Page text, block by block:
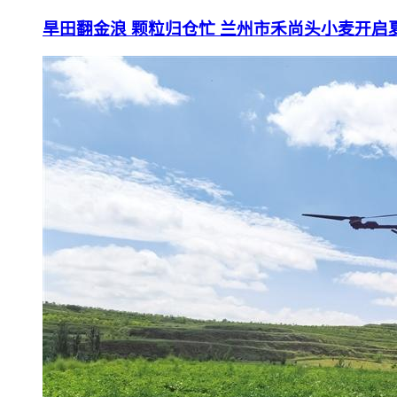
旱田翻金浪 颗粒归仓忙 兰州市禾尚头小麦开启